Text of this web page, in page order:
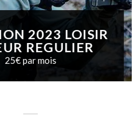
2023 LOISIR
REGULIER
25€ par mois